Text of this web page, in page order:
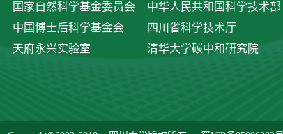
国家自然科学基金委员会
中华人民共和国科学技术部
中国博士后科学基金会
四川省科学技术厅
天府永兴实验室
清华大学碳中和研究院